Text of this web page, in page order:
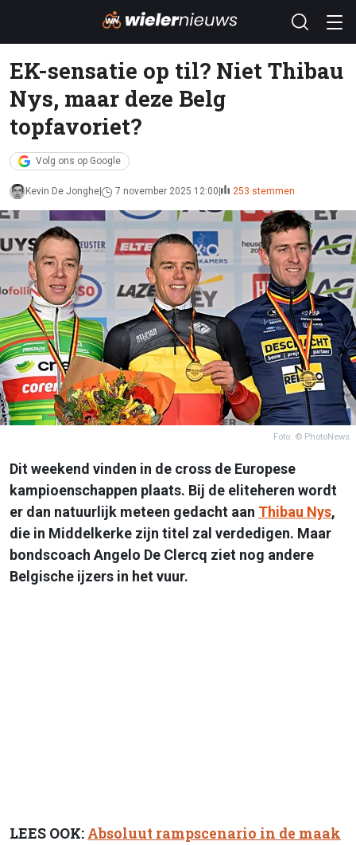
EK-sensatie op til? Niet Thibau
Nys, maar deze Belg
topfavoriet?
Volg ons op Google
Kevin De Jonghe 7 november 2025 12:00 253 stemmen
Foto: © PhotoNews
Dit weekend vinden in de cross de Europese
kampioenschappen plaats. Bij de eliteheren wordt
er dan natuurlijk meteen gedacht aan Thibau Nys,
die in Middelkerke zijn titel zal verdedigen. Maar
bondscoach Angelo De Clercq ziet nog andere
Belgische ijzers in het vuur.
LEES OOK: Absoluut rampscenario in de maak